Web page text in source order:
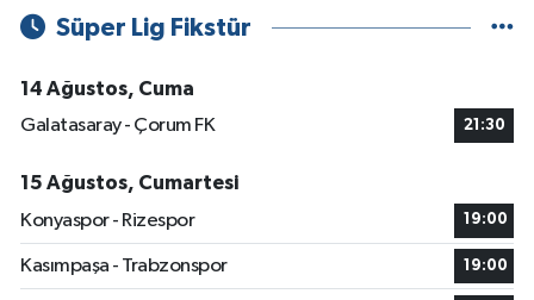
Süper Lig Fikstür
14 Ağustos, Cuma
Galatasaray - Çorum FK
21:30
15 Ağustos, Cumartesi
Konyaspor - Rizespor
19:00
Kasımpaşa - Trabzonspor 19:00